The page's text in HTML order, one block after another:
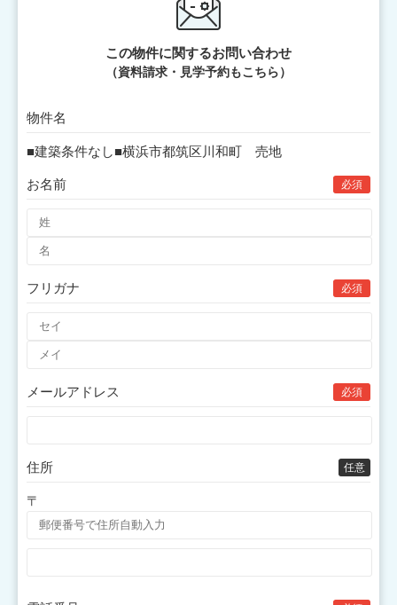
この物件に関するお問い合わせ
（資料請求・見学予約もこちら）
物件名
お名前 必須
フリガナ 必須
メールアドレス 必須
住所 任意
〒